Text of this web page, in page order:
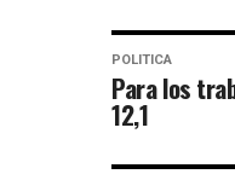
POLITICA
Para los
12,1